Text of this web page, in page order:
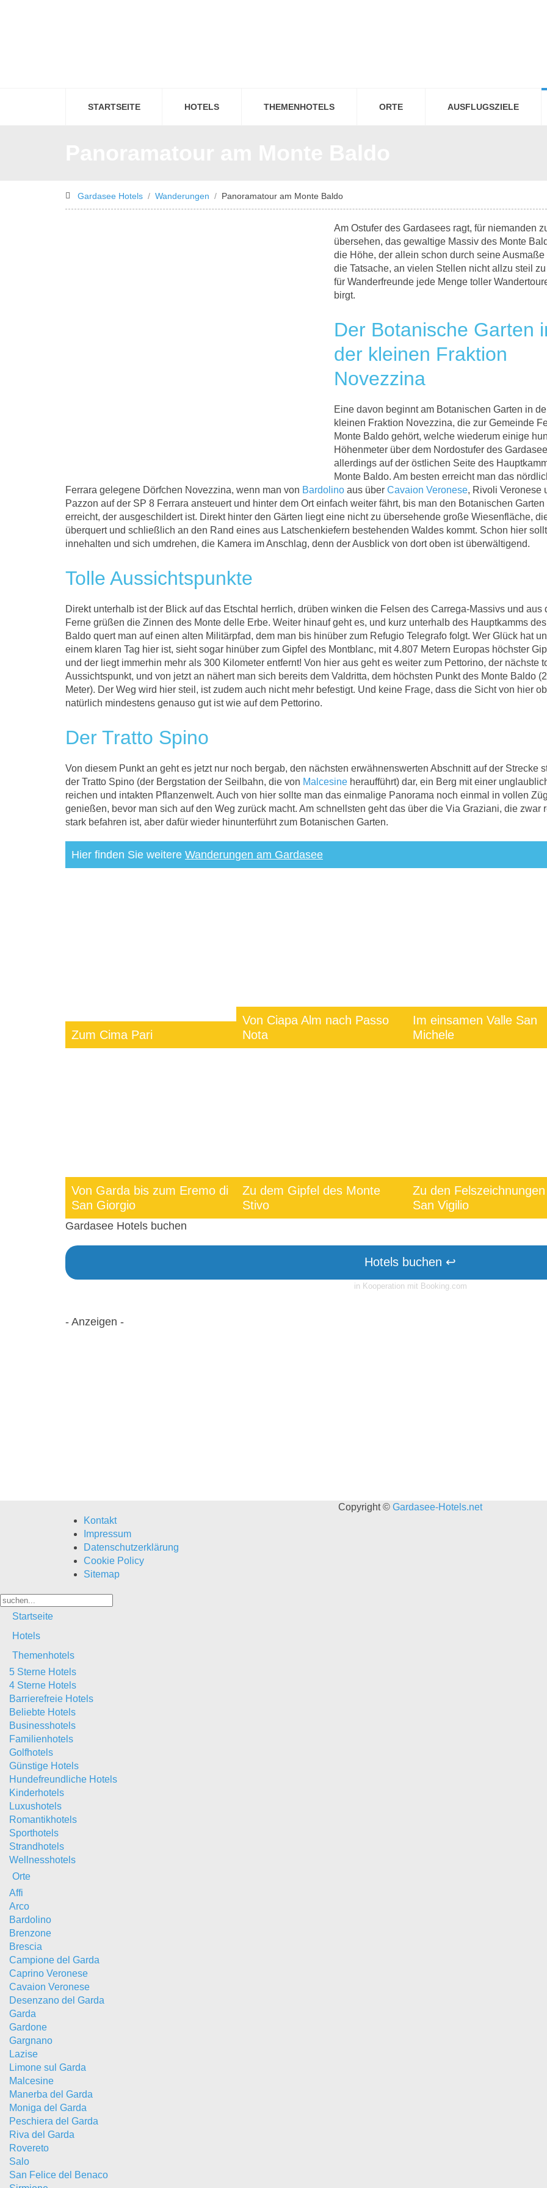
STARTSEITE HOTELS THEMENHOTELS ORTE AUSFLUGSZIELE
Gardasee Hotels Wanderungen Panoramatour am Monte Baldo
Am Ostufer des Gardasees ragt, für niemanden
übersehen, das gewaltige Massiv des Monte
die Höhe, der allein schon durch seine Ausmaße
die Tatsache, an vielen Stellen nicht allzu steil
für Wanderfreunde jede Menge toller
birgt.
Der Botanische Garten
der kleinen Fraktion
Novezzina
Eine davon beginnt am Botanischen Garten in
kleinen Fraktion Novezzina, die zur Gemeinde
Monte Baldo gehört, welche wiederum einige
Höhenmeter über dem Nordostufer des
allerdings auf der östlichen Seite des
Monte Baldo. Am besten erreicht man das
Ferrara gelegene Dörfchen Novezzina, wenn man von Bardolino aus über Cavaion Veronese, Rivoli Veronese
Pazzon auf der SP 8 Ferrara ansteuert und hinter dem Ort einfach weiter fährt, bis man den Botanischen Garten
erreicht, der ausgeschildert ist. Direkt hinter den Gärten liegt eine nicht zu übersehende große Wiesenfläche,
überquert und schließlich an den Rand eines aus Latschenkiefern bestehenden Waldes kommt. Schon hier
innehalten und sich umdrehen, die Kamera im Anschlag, denn der Ausblick von dort oben ist überwältigend.
Tolle Aussichtspunkte
Direkt unterhalb ist der Blick auf das Etschtal herrlich, drüben winken die Felsen des Carrega-Massivs und aus
Ferne grüßen die Zinnen des Monte delle Erbe. Weiter hinauf geht es, und kurz unterhalb des Hauptkamms
Baldo quert man auf einen alten Militärpfad, dem man bis hinüber zum Refugio Telegrafo folgt. Wer Glück hat
einem klaren Tag hier ist, sieht sogar hinüber zum Gipfel des Montblanc, mit 4.807 Metern Europas höchster
und der liegt immerhin mehr als 300 Kilometer entfernt! Von hier aus geht es weiter zum Pettorino, der nächste
Aussichtspunkt, und von jetzt an nähert man sich bereits dem Valdritta, dem höchsten Punkt des Monte Baldo
Meter). Der Weg wird hier steil, ist zudem auch nicht mehr befestigt. Und keine Frage, dass die Sicht von hier
natürlich mindestens genauso gut ist wie auf dem Pettorino.
Der Tratto Spino
Von diesem Punkt an geht es jetzt nur noch bergab, den nächsten erwähnenswerten Abschnitt auf der Strecke
der Tratto Spino (der Bergstation der Seilbahn, die von Malcesine heraufführt) dar, ein Berg mit einer
reichen und intakten Pflanzenwelt. Auch von hier sollte man das einmalige Panorama noch einmal in vollen
genießen, bevor man sich auf den Weg zurück macht. Am schnellsten geht das über die Via Graziani, die zwar
stark befahren ist, aber dafür wieder hinunterführt zum Botanischen Garten.
Hier finden Sie weitere Wanderungen am Gardasee
Zum Cima Pari
Von Ciapa Alm nach Passo
Nota
Im einsamen Valle San
Michele
Von Garda bis zum Eremo di
San Giorgio
Zu dem Gipfel des Monte
Stivo
Zu den
San Vigilio
Gardasee Hotels buchen
Hotels buchen ↩
in Kooperation mit Booking.com
- Anzeigen -
Copyright © Gardasee-Hotels.net
Kontakt
Impressum
Datenschutzerklärung
Cookie Policy
Sitemap
Startseite
Hotels
Themenhotels
5 Sterne Hotels
4 Sterne Hotels
Barrierefreie Hotels
Beliebte Hotels
Businesshotels
Familienhotels
Golfhotels
Günstige Hotels
Hundefreundliche Hotels
Kinderhotels
Luxushotels
Romantikhotels
Sporthotels
Strandhotels
Wellnesshotels
Orte
Affi
Arco
Bardolino
Brenzone
Brescia
Campione del Garda
Caprino Veronese
Cavaion Veronese
Desenzano del Garda
Garda
Gardone
Gargnano
Lazise
Limone sul Garda
Malcesine
Manerba del Garda
Moniga del Garda
Peschiera del Garda
Riva del Garda
Rovereto
Salo
San Felice del Benaco